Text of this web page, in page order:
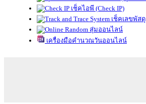
เช็คไอพี (Check IP)
เช็คเลขพัสดุ
สุ่มออนไลน์
เครื่องมือคำนวณวันออนไลน์